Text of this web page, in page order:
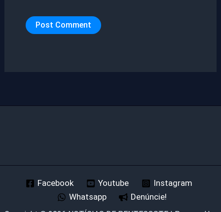
Facebook Youtube
Instagram
Whatsapp
Denúncie!